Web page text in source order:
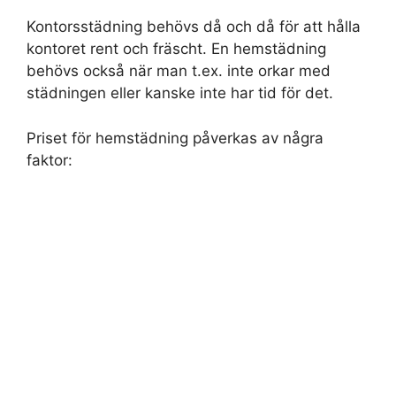
Kontorsstädning behövs då och då för att hålla
kontoret rent och fräscht. En hemstädning
behövs också när man t.ex. inte orkar med
städningen eller kanske inte har tid för det.
Priset för hemstädning påverkas av några
faktor: